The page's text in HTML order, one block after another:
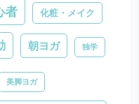
者 化粧・メイク
朝ヨガ 独学
美脚ヨガ